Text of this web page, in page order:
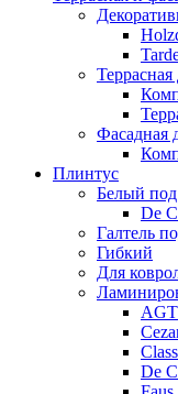
Террасная
Фасадная
Плинтус
Белый
De
Галтель
Гибкий
Для
AGT
De